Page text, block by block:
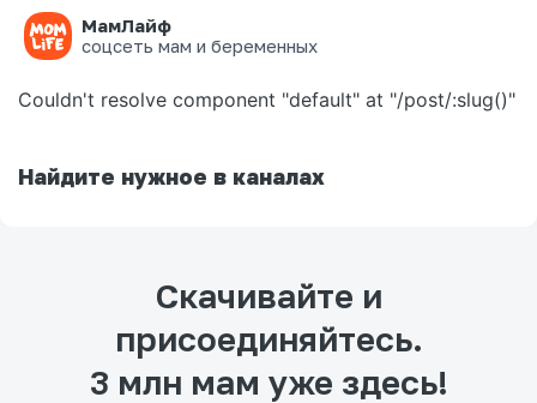
МамЛайф
соцсеть мам и беременных
Ошибка на странице
Couldn't resolve component "default" at "/post/:slug()"
Найдите нужное в каналах
Скачивайте и
присоединяйтесь.
3 млн мам уже здесь!